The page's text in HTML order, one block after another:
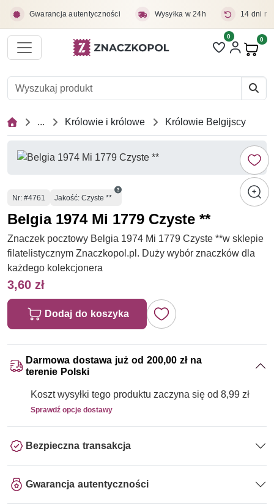
Gwarancja autentyczności Wysyłka w 24h 14 dni
Liczba pozycji
0 0
... Królowie i królowe Królowie Belgijscy
Numer
Nr: #4761 Jakość: Czyste **
Belgia 1974 Mi 1779 Czyste **
Znaczek pocztowy Belgia 1974 Mi 1779 Czyste **w sklepie
filatelistycznym Znaczkopol.pl. Duży wybór znaczków dla
każdego kolekcjonera
3,60 zł
Dodaj do koszyka
Darmowa dostawa już od 200,00 zł na
terenie Polski
Koszt wysyłki tego produktu zaczyna się od 8,99 zł
Sprawdź opcje dostawy
Bezpieczna transakcja
Gwarancja autentyczności